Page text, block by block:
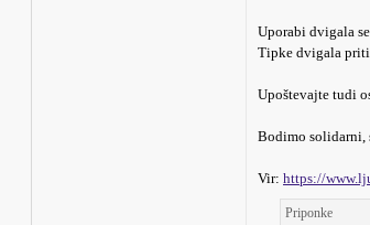
Uporabi dvigala
Tipke dvigala
Upoštevajte tudi
Bodimo
Vir: https://
Priponke